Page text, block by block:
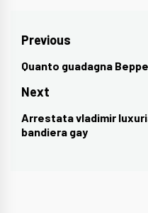
Navigazione
articoli
Previous
Previous
post:
Quanto guadagna
Next
Next
post:
Arrestata vladimir
bandiera gay